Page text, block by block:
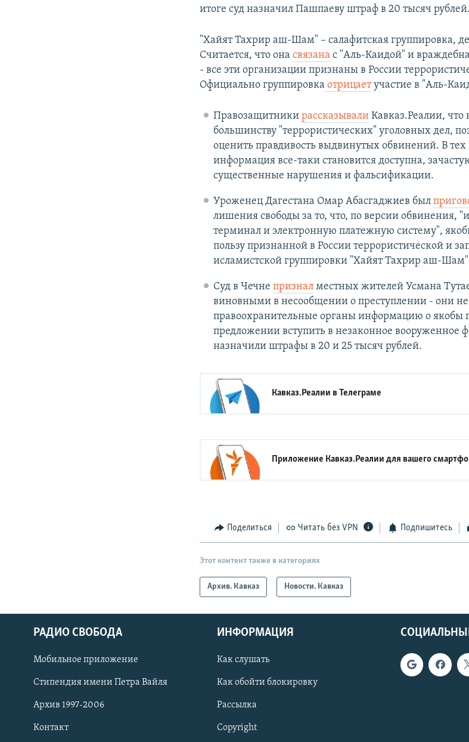
СОЦИАЛЬНЫЕ СЕТИ
итоге суд назначил Пашпаеву штраф в 20 тысяч рублей.
"Хайят Тахрир аш-Шам" – салафитская группировка,
Считается, что онасвязана с "Аль-Каидой" и
- все эти организации признаны в России
Официально группировка отрицаетучастие в "Аль-
Правозащитники рассказывалиКавказ.Реалии, что
большинству "террористических" уголовных дел,
оценить правдивость выдвинутых обвинений. В тех
информация все-таки становится доступна,
существенные нарушения и фальсификации.
Уроженец Дагестана Омар Абасгаджиев был
лишения свободы за то, что, по версии обвинения,
терминал и электронную платежную систему",
пользу признанной в России террористической и
исламистской группировки "Хайят Тахрир аш-
Суд в Чечне призналместных жителей Усмана
виновными в несообщении о преступлении - они не
правоохранительные органы информацию о якобы
предложении вступить в незаконное вооруженное
назначили штрафы в 20 и 25 тысяч рублей.
Кавказ.Реалии вТелеграме
Приложение Кавказ.Реалии для вашего
Поделиться Читать без VPN Подпишитесь
Этот контент также в категориях
Архив. Кавказ Новости. Кавказ
РАДИО СВОБОДА
Мобильное приложение
Стипендия имени Петра Вайля
Архив 1997-2006
Контакт
ИНФОРМАЦИЯ
Как слушать
Как обойти блокировку
Рассылка
Copyright